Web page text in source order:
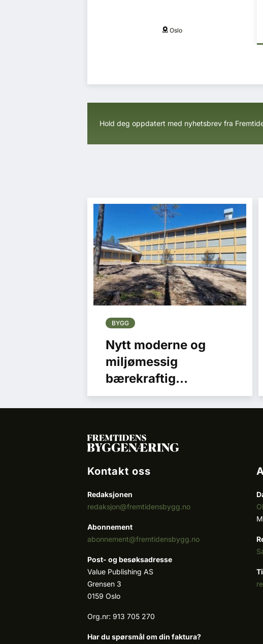
Hold deg oppdatert med nyhetsbrev fra
BYGG
Nytt moderne og
miljømessig
bærekraftig
kontorbygg tatt i
bruk i Rena leir
Kontakt oss
Redaksjonen
redaksjon@fremtidensbygg.no
Abonnement
abonnement@fremtidensbygg.no
Post- og besøksadresse
Value Publishing AS
Grensen 3
0159 Oslo
Org.nr: 913 705 270
Har du spørsmål om din faktura?